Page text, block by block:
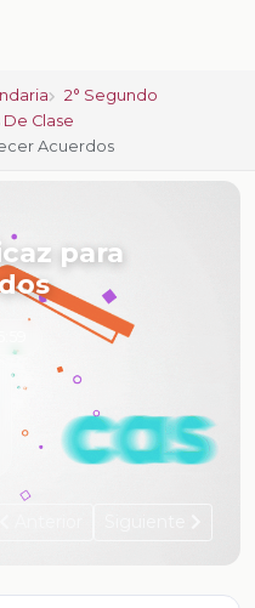
2° Segundo
De Clase
Acuerdos
para